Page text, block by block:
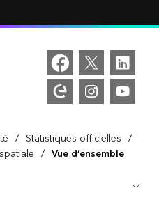
/ Statistiques officielles /
/ Vue d’ensemble